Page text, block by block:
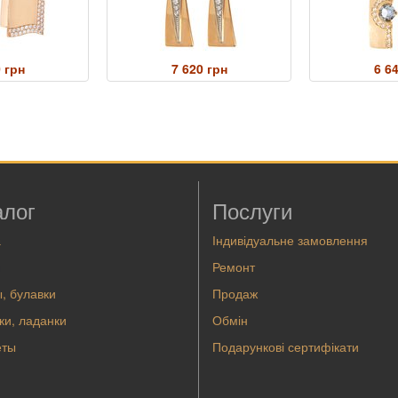
грн 7 620 грн 6
булавки
ладанки
Послуги
Індивідуальне замовлення
Ремонт
Продаж
Обмін
Подарункові сертифікати